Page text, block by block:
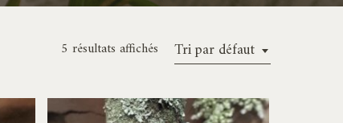
Tri par défaut
5 résultats affichés